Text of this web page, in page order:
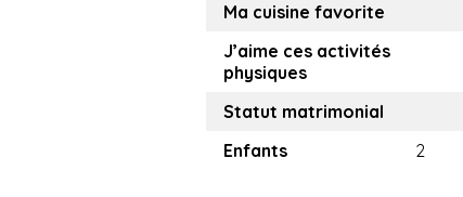
Ma cuisine favorite
J’aime ces activités
physiques
Statut matrimonial
Enfants
2